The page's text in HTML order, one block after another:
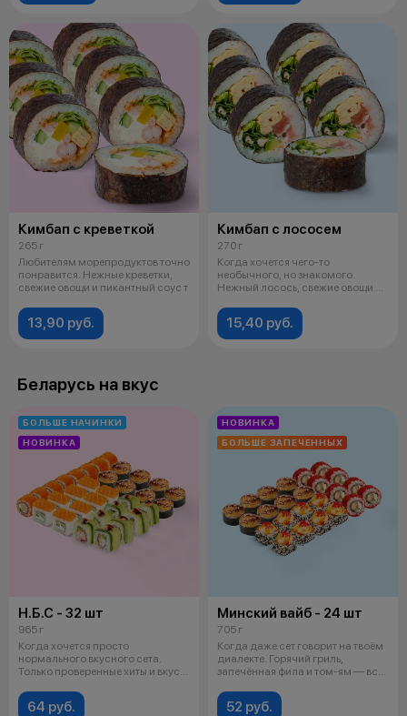
Кимбап с креветкой
265 г
Любителям морепродуктов точно
понравится. Нежные креветки,
свежие овощи и пикантный соус т
13,90 руб.
Кимбап с лососем
270 г
Когда хочется чего-то
необычного, но знакомого.
Нежный лосось, свежие овощи и
15,40 руб.
Беларусь на вкус
БОЛЬШЕ НАЧИНКИ
НОВИНКА
Н.Б.С - 32 шт
965 г
Когда хочется просто
нормального вкусного сета.
Только проверенные хиты и вкус
64 руб.
НОВИНКА
БОЛЬШЕ ЗАПЕЧЕННЫХ
Минский вайб - 24 шт
705 г
Когда даже сет говорит на твоём
диалекте. Горячий гриль,
запечённая фила и том-ям — всё
52 руб.